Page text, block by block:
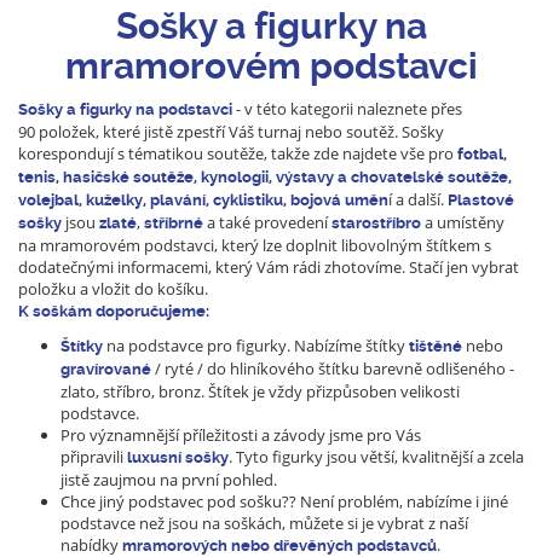
Sošky a figurky na
mramorovém podstavci
Sošky a figurky na podstavci - v této kategorii naleznete přes
90 položek, které jistě zpestří Váš turnaj nebo soutěž. Sošky
korespondují s tématikou soutěže, takže zde najdete vše pro fotbal,
tenis, hasičské soutěže, kynologii, výstavy a chovatelské soutěže,
volejbal, kuželky, plavání, cyklistiku, bojová umění a další. Plastové
sošky jsou zlaté, stříbrné a také provedenístarostříbro a umístěny
na mramorovém podstavci, který lze doplnit libovolným štítkem s
dodatečnými informacemi, který Vám rádi zhotovíme. Stačí jen vybrat
položku a vložit do košíku.
K soškám doporučujeme:
Štítky na podstavce pro figurky. Nabízíme štítky tištěné nebo
gravírované / ryté / do hliníkového štítku barevně odlišeného -
zlato, stříbro, bronz. Štítek je vždy přizpůsoben velikosti
podstavce.
Pro významnější příležitosti a závody jsme pro Vás
připravili luxusní sošky. Tyto figurky jsou větší, kvalitnější a zcela
jistě zaujmou na první pohled.
Chce jiný podstavec pod sošku?? Není problém, nabízíme i jiné
podstavce než jsou na soškách, můžete si je vybrat z naší
nabídky mramorových nebo dřevěných podstavců.